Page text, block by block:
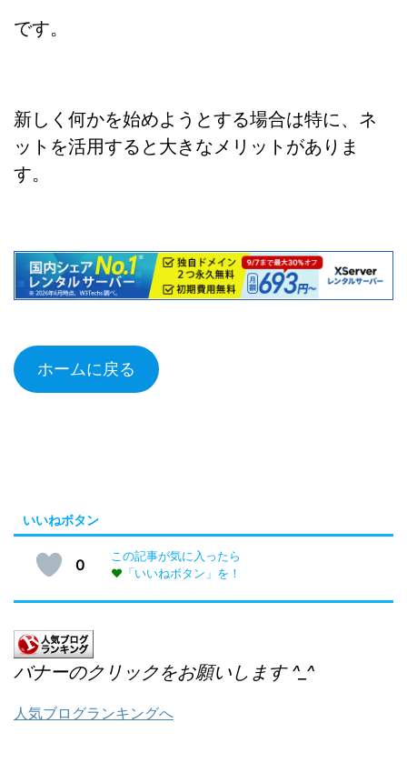
です。
新しく何かを始めようとする場合は特に、ネ
ットを活用すると大きなメリットがありま
す。
ホームに戻る
いいねボタン
0
この記事が気に入ったら
♥ 「いいねボタン」を！
バナーのクリックをお願いします ^_^
人気ブログランキングへ